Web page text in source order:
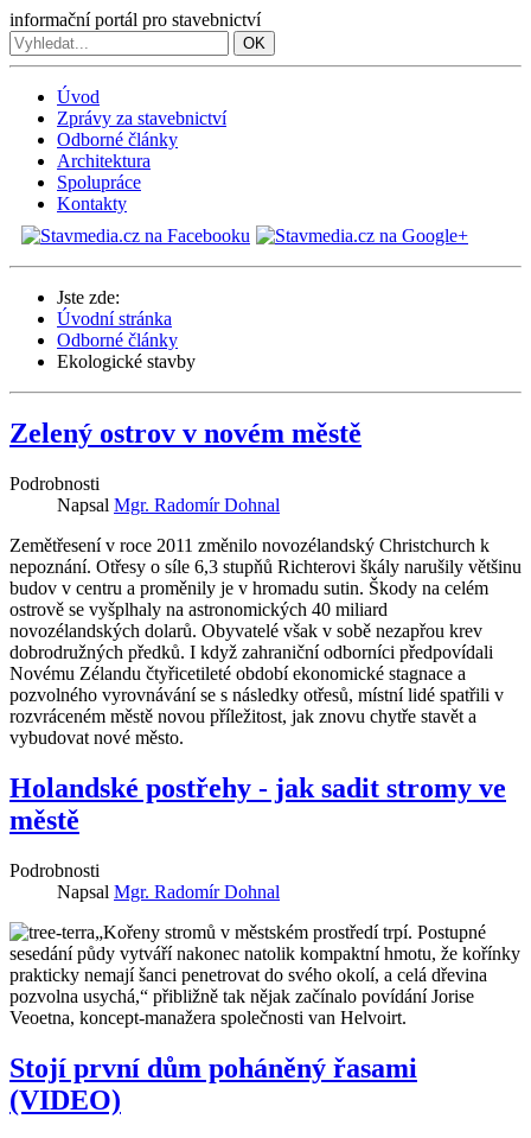
informační portál pro stavebnictví
OK
Úvod
Zprávy za stavebnictví
Odborné články
Architektura
Spolupráce
Kontakty
Jste zde:
Úvodní stránka
Odborné články
Ekologické stavby
Zelený ostrov v novém městě
Podrobnosti
Napsal Mgr. Radomír Dohnal
Zemětřesení v roce 2011 změnilo novozélandský Christchurch k
nepoznání. Otřesy o síle 6,3 stupňů Richterovi škály narušily většinu
budov v centru a proměnily je v hromadu sutin. Škody na celém
ostrově se vyšplhaly na astronomických 40 miliard
novozélandských dolarů. Obyvatelé však v sobě nezapřou krev
dobrodružných předků. I když zahraniční odborníci předpovídali
Novému Zélandu čtyřicetileté období ekonomické stagnace a
pozvolného vyrovnávání se s následky otřesů, místní lidé spatřili v
rozvráceném městě novou příležitost, jak znovu chytře stavět a
vybudovat nové město.
Holandské postřehy - jak sadit stromy ve
městě
Podrobnosti
Napsal Mgr. Radomír Dohnal
„Kořeny stromů v městském prostředí trpí. Postupné
sesedání půdy vytváří nakonec natolik kompaktní hmotu, že kořínky
prakticky nemají šanci penetrovat do svého okolí, a celá dřevina
pozvolna usychá,“ přibližně tak nějak začínalo povídání Jorise
Veoetna, koncept-manažera společnosti van Helvoirt.
Stojí první dům poháněný řasami
(VIDEO)